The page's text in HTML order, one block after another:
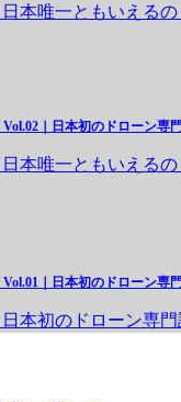
本唯一ともいえる
｜日本初のドローン専
本唯一ともいえる
｜日本初のドローン専
本初のドローン専